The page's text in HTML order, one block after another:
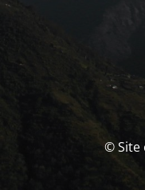
© Site